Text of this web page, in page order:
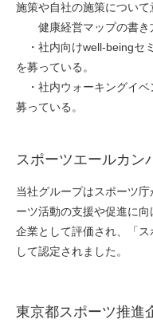
施策や自社の施策につい
健康経営マップの書き
・社内向けwell-beingセ
を募っている。
・社内ウォーキングイベ
募っている 。
スポーツエールカン
当社グループはスポーツ
ーツ活動の支援や促進に
企業として評価され、「
して認定されました。
東京都スポーツ推進